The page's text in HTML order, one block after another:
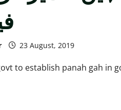
23 August, 2019